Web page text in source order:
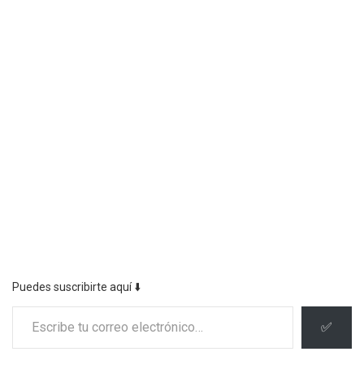
Puedes suscribirte aquí ⬇️
Escribe tu correo electrónico…
✅